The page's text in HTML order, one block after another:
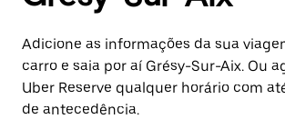
Adicione as informações da sua
carro e saia por aí Grésy-Sur-Aix. Ou
Uber Reserve qualquer horário com
de antecedência.